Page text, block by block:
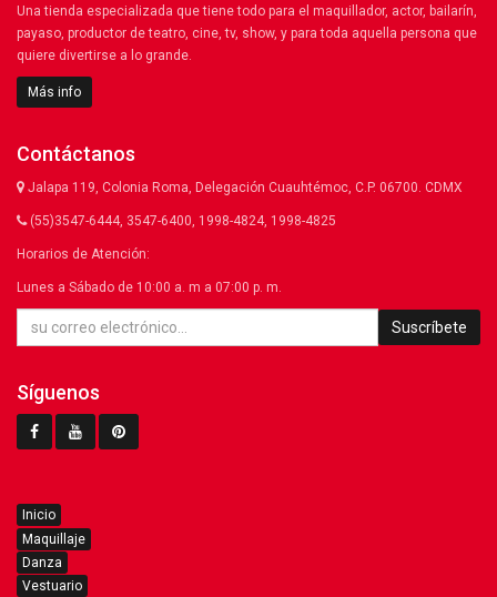
Una tienda especializada que tiene todo para el maquillador, actor, bailarín,
payaso, productor de teatro, cine, tv, show, y para toda aquella persona que
quiere divertirse a lo grande.
Más info
Contáctanos
Jalapa 119, Colonia Roma, Delegación Cuauhtémoc, C.P. 06700. CDMX
(55)3547-6444, 3547-6400, 1998-4824, 1998-4825
Horarios de Atención:
Lunes a Sábado de 10:00 a. m a 07:00 p. m.
Suscríbete
Síguenos
Inicio
Maquillaje
Danza
Vestuario